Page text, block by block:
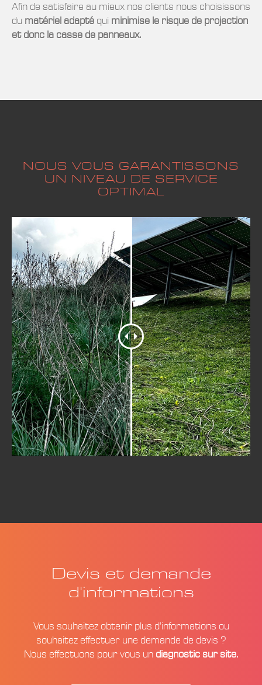
Afin de satisfaire au mieux nos clients nous choisissons
du matériel adapté qui minimise le risque de projection
et donc la casse de panneaux.
NOUS VOUS GARANTISSONS
UN NIVEAU DE SERVICE
OPTIMAL
Devis et demande
d'informations
Vous souhaitez obtenir plus d’informations ou
souhaitez effectuer une demande de devis ?
Nous effectuons pour vous un diagnostic sur site.